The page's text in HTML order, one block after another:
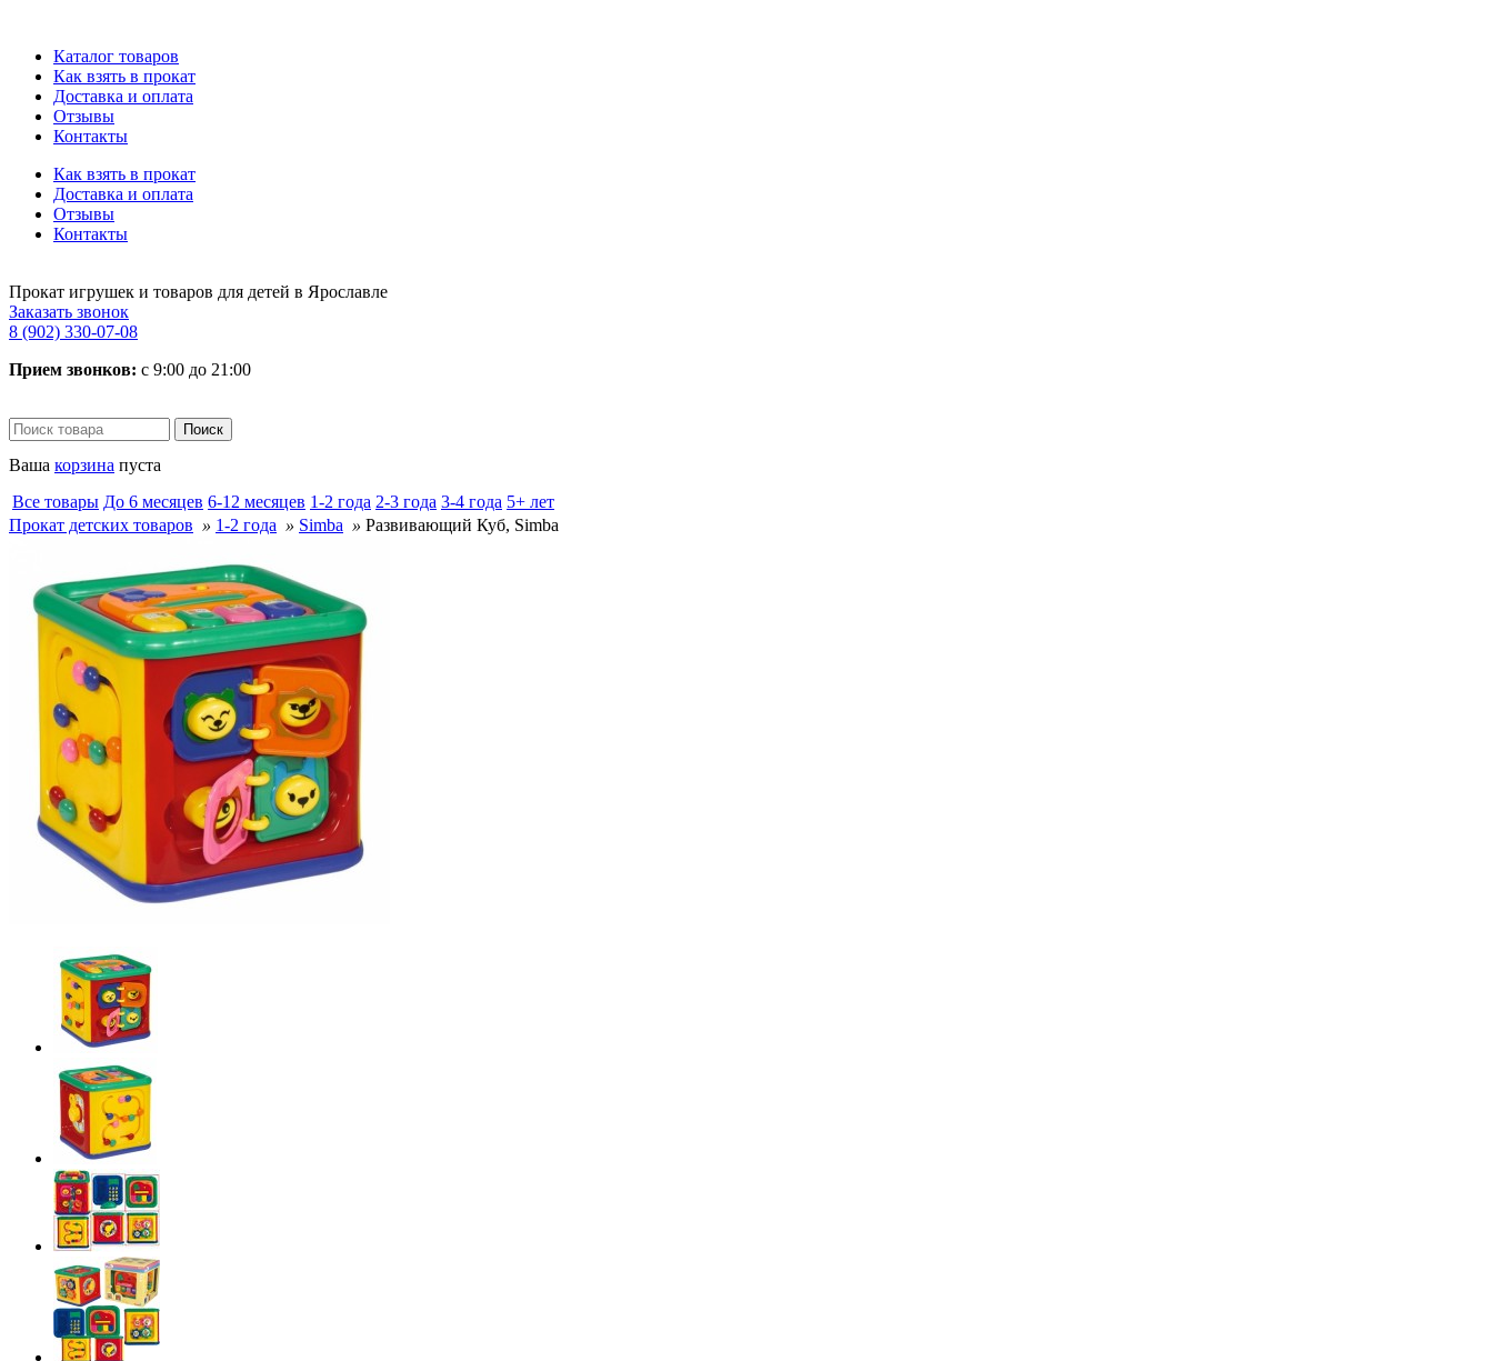
Каталог товаров
Как взять в прокат
Доставка и оплата
Отзывы
Контакты
Как взять в прокат
Доставка и оплата
Отзывы
Контакты
Прокат игрушек и товаров для детей в Ярославле
Заказать звонок
8 (902) 330-07-08
Прием звонков: с 9:00 до 21:00
Ваша корзина пуста
Все товары До 6 месяцев 6-12 месяцев 1-2 года 2-3 года 3-4 года 5+ лет
Прокат детских товаров » 1-2 года » Simba » Развивающий Куб, Simba